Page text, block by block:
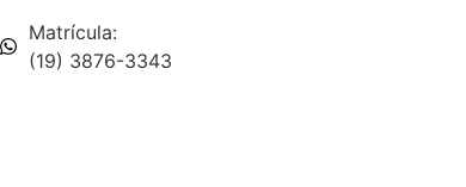
Matrícula:
(19) 3876-3343